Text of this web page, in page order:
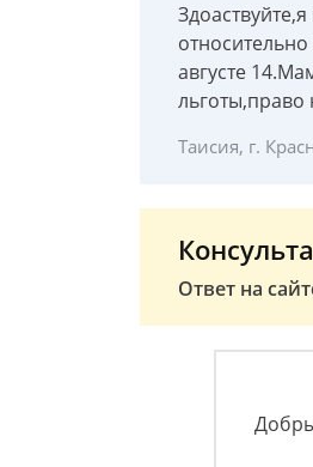
августе
льготы,право
Таисия, г.
Ответ на